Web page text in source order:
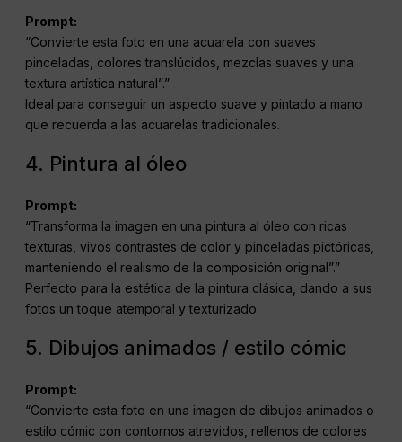
Prompt:
“Convierte esta foto en una acuarela con suaves
pinceladas, colores translúcidos, mezclas suaves y una
textura artística natural”.”
Ideal para conseguir un aspecto suave y pintado a mano
que recuerda a las acuarelas tradicionales.
4. Pintura al óleo
Prompt:
“Transforma la imagen en una pintura al óleo con ricas
texturas, vivos contrastes de color y pinceladas pictóricas,
manteniendo el realismo de la composición original”.”
Perfecto para la estética de la pintura clásica, dando a sus
fotos un toque atemporal y texturizado.
5. Dibujos animados / estilo cómic
Prompt:
“Convierte esta foto en una imagen de dibujos animados o
estilo cómic con contornos atrevidos, rellenos de colores